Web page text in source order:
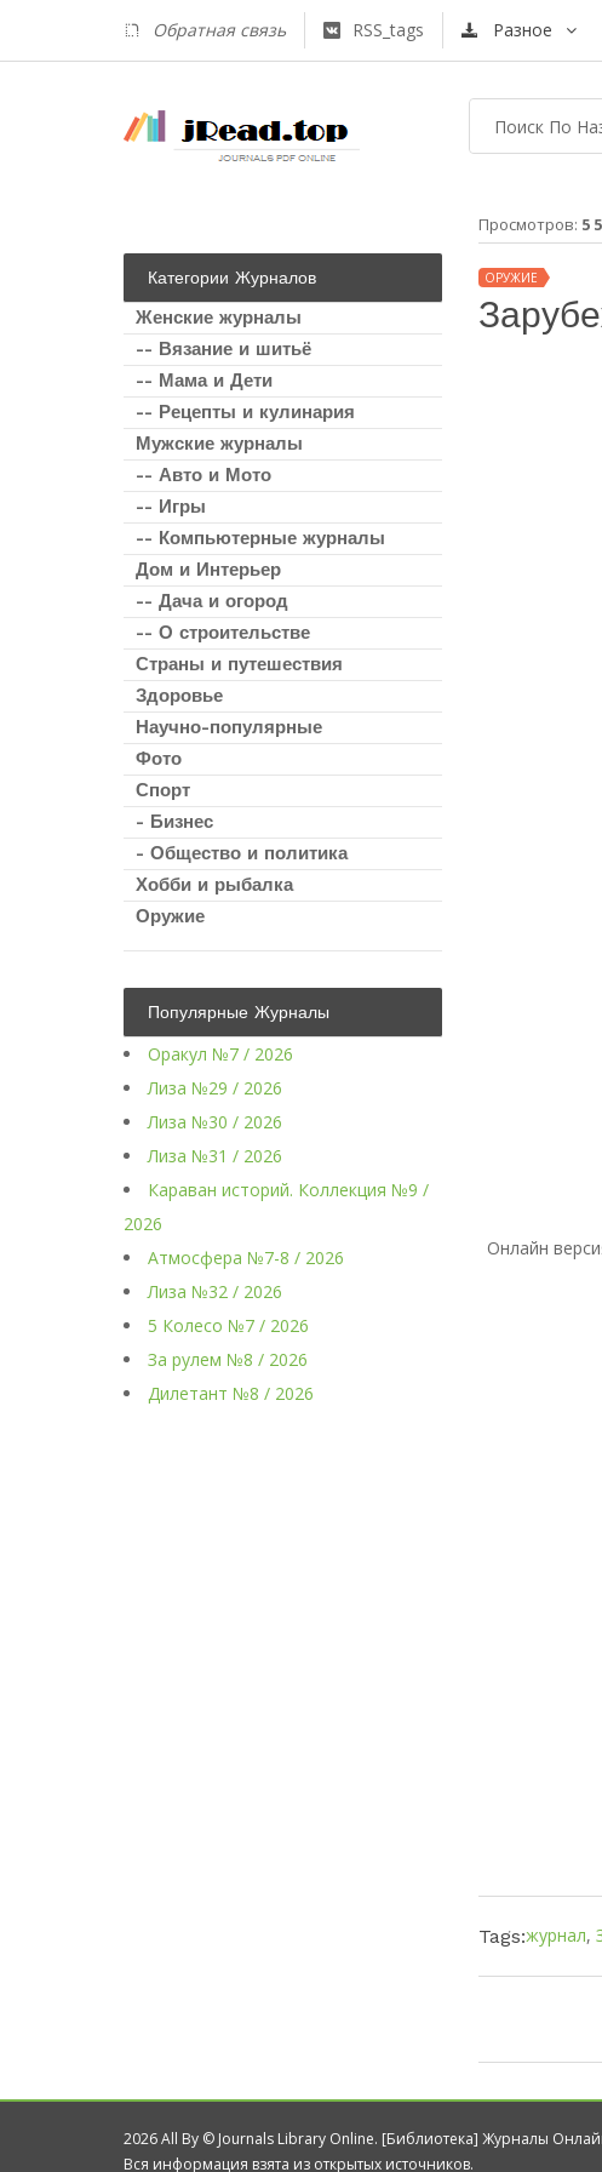
Обратная связь RSS_tags Разное
Категории Журналов
Женские журналы
-- Вязание и шитьё
-- Мама и Дети
-- Рецепты и кулинария
Мужские журналы
-- Авто и Мото
-- Игры
-- Компьютерные журналы
Дом и Интерьер
-- Дача и огород
-- О строительстве
Страны и путешествия
Здоровье
Научно-популярные
Фото
Спорт
- Бизнес
- Общество и политика
Хобби и рыбалка
Оружие
Популярные Журналы
Оракул №7 / 2026
Лиза №29 / 2026
Лиза №30 / 2026
Лиза №31 / 2026
Караван историй. Коллекция №9 /
2026
Атмосфера №7-8 / 2026
Лиза №32 / 2026
5 Колесо №7 / 2026
За рулем №8 / 2026
Дилетант №8 / 2026
Просмотров: 5
ОРУЖИЕ
Онлайн
Tags:журнал,
2026 All By © Journals Library Online. [Библиотека] Журналы
Вся информация взята из открытых источников.